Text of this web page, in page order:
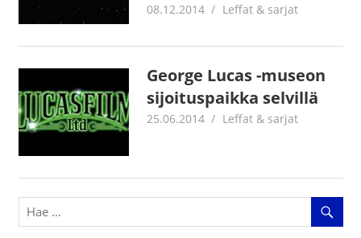
08.12.2014 mestanet
Leffat & sarjat
George Lucas -museon
sijoituspaikka selvillä
25.06.2014 mestanet
Leffat & sarjat